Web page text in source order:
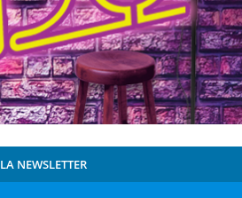
LA NEWSLETTER